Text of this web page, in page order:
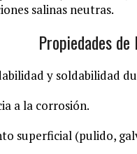
salinas neutras.
Propiedades
y soldabilidad
a la corrosión.
superficial (pulido,